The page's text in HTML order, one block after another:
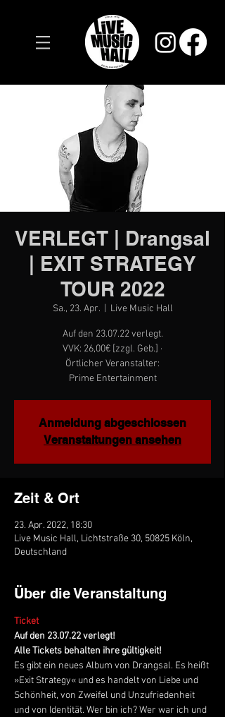
VERLEGT | Drangsal
| EXIT STRATEGY
TOUR 2022
Sa., 23. Apr.
  |
Live Music Hall
Auf den 23.07.22 verlegt.
VVK: 26,00€ [zzgl. Geb.] ·
Örtlicher Veranstalter:
Prime Entertainment
Anmeldung abgeschlossen
Veranstaltungen ansehen
Zeit & Ort
23. Apr. 2022, 18:30
Live Music Hall, Lichtstraße 30, 50825 Köln,
Deutschland
Über die Veranstaltung
Ticket
Auf den 23.07.22 verlegt!
Alle Tickets behalten ihre gültigkeit!
Es gibt ein neues Album von Drangsal. Es heißt
»Exit Strategy« und es handelt von Liebe und
Schönheit, von Zweifel und Unzufriedenheit
und von Identität. Wer bin ich? Wer war ich und